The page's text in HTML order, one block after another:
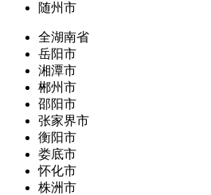
随州市
全湖南省
岳阳市
湘潭市
郴州市
邵阳市
张家界市
衡阳市
娄底市
怀化市
株洲市